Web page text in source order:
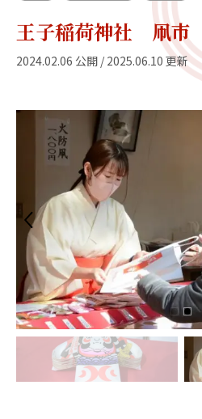
王子稲荷神社 凧市
2024.02.06 公開 / 2025.06.10 更新